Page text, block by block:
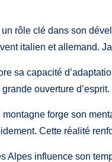
rôle clé dans son
italien et allemand.
sa capacité
ouverture d’esprit.
forge son
Cette réalité
Alpes influence son